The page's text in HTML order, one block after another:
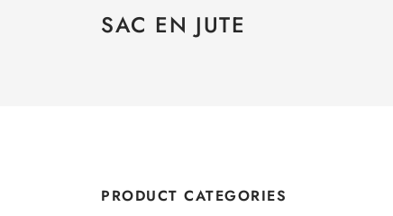
SAC EN JUTE
PRODUCT CATEGORIES